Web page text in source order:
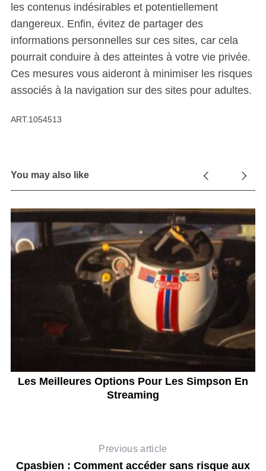
les contenus indésirables et potentiellement
dangereux. Enfin, évitez de partager des
informations personnelles sur ces sites, car cela
pourrait conduire à des atteintes à votre vie privée.
Ces mesures vous aideront à minimiser les risques
associés à la navigation sur des sites pour adultes.
ART.1054513
You may also like
Les Meilleures Options Pour Les Simpson En
Streaming
Previous article
Cpasbien : Comment accéder sans risque aux